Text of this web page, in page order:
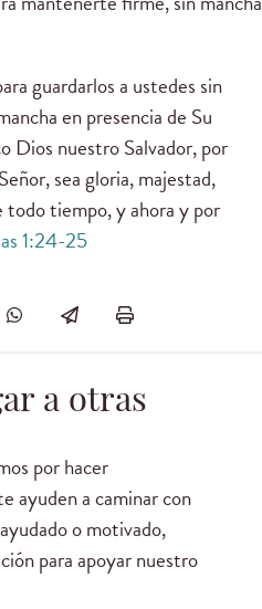
guardarlos a ustedes sin
en presencia de Su
Dios nuestro Salvador, por
sea gloria, majestad,
tiempo, y ahora y por
1:24-25
a otras
por hacer
ayuden a caminar con
o motivado,
para apoyar nuestro